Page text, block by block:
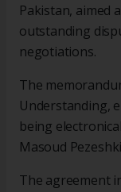
Pakistan, aimed
outstanding
negotiations.
The
Understanding,
being
Masoud
The agreement